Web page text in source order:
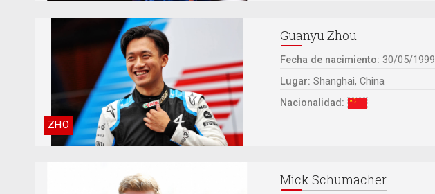
ZHO
Guanyu Zhou
Fecha de nacimiento: 30/05/1999
Lugar: Shanghai, China
Nacionalidad:
Mick Schumacher